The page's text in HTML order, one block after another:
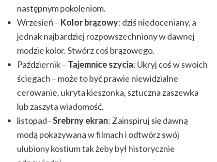
następnym pokoleniom.
Wrzesień – Kolor brązowy: dziś niedoceniany, a
jednak najbardziej rozpowszechniony w dawnej
modzie kolor. Stwórz coś brązowego.
Październik – Tajemnice szycia: Ukryj coś w swoich
ściegach – może to być prawie niewidzialne
cerowanie, ukryta kieszonka, sztuczna zaszewka
lub zaszyta wiadomość.
listopad–Srebrny ekran: Zainspiruj się dawną
modą pokazywaną w filmach i odtwórz swój
ulubiony kostium tak żeby był historycznie